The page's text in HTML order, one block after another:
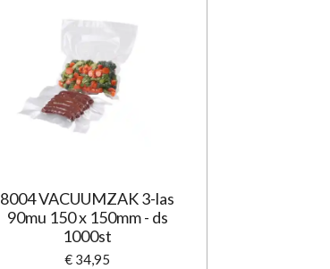
8004 VACUUMZAK 3-las
90mu 150 x 150mm - ds
1000st
€ 34,95